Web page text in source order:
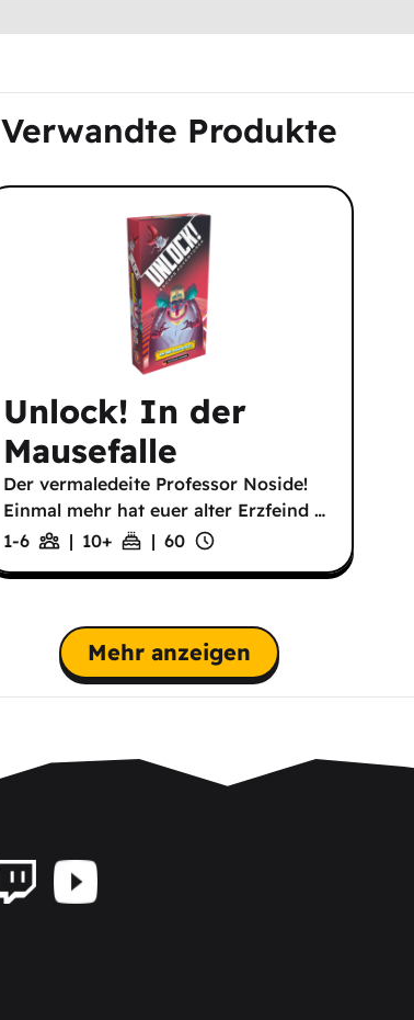
Verwandte Produkte
Unlock! In der
Mausefalle
Der vermaledeite Professor Noside!
Einmal mehr hat euer alter Erzfeind …
1-6
| 10+ | 60
Mehr anzeigen